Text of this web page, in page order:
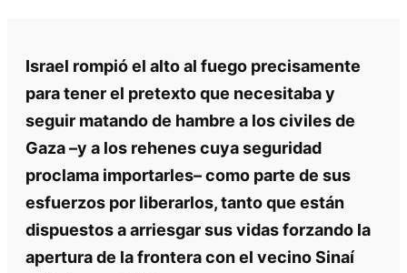
Israel rompió el alto al fuego precisamente
para tener el pretexto que necesitaba y
seguir matando de hambre a los civiles de
Gaza –y a los rehenes cuya seguridad
proclama importarles– como parte de sus
esfuerzos por liberarlos, tanto que están
dispuestos a arriesgar sus vidas forzando la
apertura de la frontera con el vecino Sinaí